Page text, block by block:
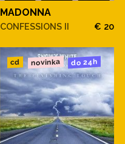
MADONNA
CONFESSIONS II € 20
cd novinka do 24h